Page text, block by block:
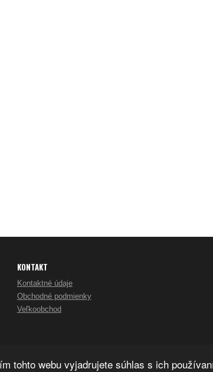
tohto webu vyjadrujete súhlas s ich
KONTAKT
Kontaktné údaje
Obchodné podmienky
Veľkoobchod